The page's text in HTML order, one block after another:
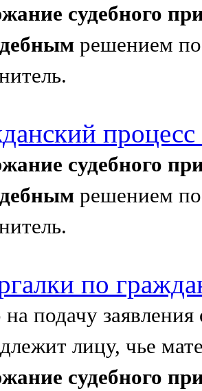
судебного
решением
судебного
решением
по
подачу
лицу, чье
судебного